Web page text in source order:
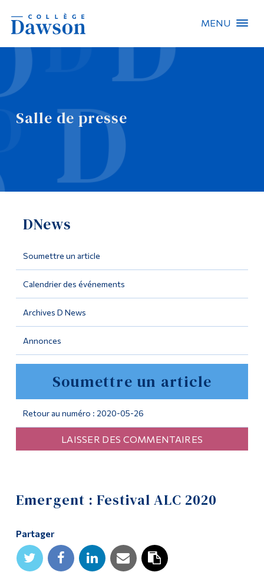
MENU
Salle de presse
DNews
Soumettre un article
Calendrier des événements
Archives D News
Annonces
Soumettre un article
Retour au numéro : 2020-05-26
LAISSER DES COMMENTAIRES
Emergent : Festival ALC 2020
Partager
Recherche sur le site
Recherche de personnes
EN
Omnivox
Outils
Programmes
Formation continue
Admissions
Qui vous êtes
Étudiants actuels
Diplômé·es et visiteur·euses